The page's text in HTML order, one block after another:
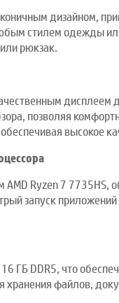
дизайном,
стилем одежды
рюкзак.
позволяя
высокое
Ryzen 7 7735HS,
запуск
ГБ DDR5, что
хранения файлов,